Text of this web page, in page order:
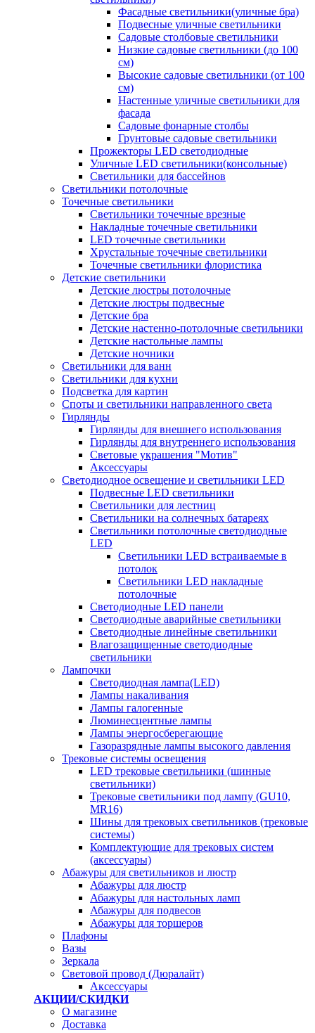
Фасадные светильники(уличные бра)
Подвесные уличные светильники
Садовые столбовые светильники
Низкие садовые светильники (до 100
см)
Высокие садовые светильники (от 100
см)
Настенные уличные светильники для
фасада
Садовые фонарные столбы
Грунтовые садовые светильники
Прожекторы LED светодиодные
Уличные LED светильники(консольные)
Светильники для бассейнов
Светильники потолочные
Точечные светильники
Светильники точечные врезные
Накладные точечные светильники
LED точечные светильники
Хрустальные точечные светильники
Точечные светильники флористика
Детские светильники
Детские люстры потолочные
Детские люстры подвесные
Детские бра
Детские настенно-потолочные светильники
Детские настольные лампы
Детские ночники
Светильники для ванн
Светильники для кухни
Подсветка для картин
Споты и светильники направленного света
Гирлянды
Гирлянды для внешнего использования
Гирлянды для внутреннего использования
Световые украшения "Мотив"
Аксессуары
Светодиодное освещение и светильники LED
Подвесные LED светильники
Светильники для лестниц
Светильники на солнечных батареях
Светильники потолочные светодиодные
LED
Cветильники LED встраиваемые в
потолок
Светильники LED накладные
потолочные
Светодиодные LED панели
Светодиодные аварийные светильники
Светодиодные линейные светильники
Влагозащищенные светодиодные
светильники
Лампочки
Светодиодная лампа(LED)
Лампы накаливания
Лампы галогенные
Люминесцентные лампы
Лампы энергосберегающие
Газоразрядные лампы высокого давления
Трековые системы освещения
LED трековые светильники (шинные
светильники)
Трековые светильники под лампу (GU10,
MR16)
Шины для трековых светильников (трековые
системы)
Комплектующие для трековых систем
(аксессуары)
Абажуры для светильников и люстр
Абажуры для люстр
Абажуры для настольных ламп
Абажуры для подвесов
Абажуры для торшеров
Плафоны
Вазы
Зеркала
Световой провод (Дюралайт)
Аксессуары
АКЦИИ/СКИДКИ
О магазине
Доставка